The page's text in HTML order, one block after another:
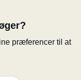
præferencer til at